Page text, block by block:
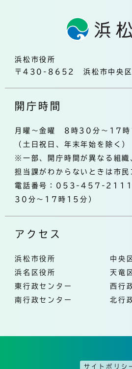
浜松市役所
〒430-8652 浜松市中央
開庁時間
月曜～金曜 8時30分～17
（土日祝日、年末年始を除く）
※一部、開庁時間が異なる組織
担当課がわからないときは市
電話番号：053-457-2111
30分～17時15分）
アクセス
浜松市役所
中央
浜名区役所
天竜
東行政センター
西行
南行政センター
北行
サイトポリシ